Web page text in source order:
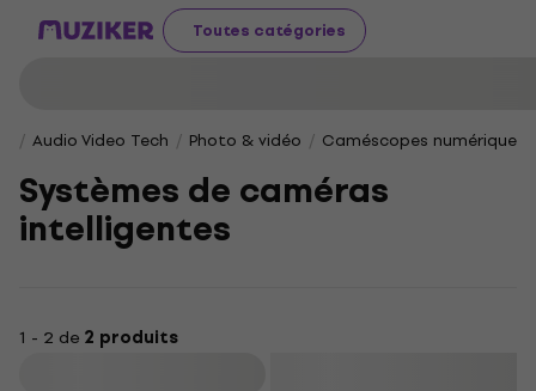
Toutes catégories
Audio Video Tech Photo & vidéo Caméscopes numériques
Systèmes de caméras
intelligentes
1 - 2 de 2 produits